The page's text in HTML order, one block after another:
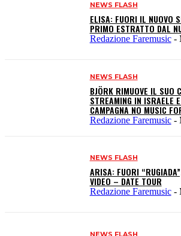
NEWS FLASH
ELISA: FUORI IL NUOVO
PRIMO ESTRATTO DAL
Redazione Faremusic -
NEWS FLASH
BJÖRK RIMUOVE IL SUO
STREAMING IN ISRAELE
CAMPAGNA NO MUSIC
Redazione Faremusic -
NEWS FLASH
ARISA: FUORI
VIDEO – DATE TOUR
Redazione Faremusic -
NEWS FLASH